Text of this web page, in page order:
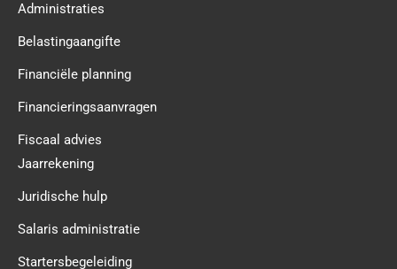
Administraties
Belastingaangifte
Financiële planning
Financieringsaanvragen
Fiscaal advies
Jaarrekening
Juridische hulp
Salaris administratie
Startersbegeleiding